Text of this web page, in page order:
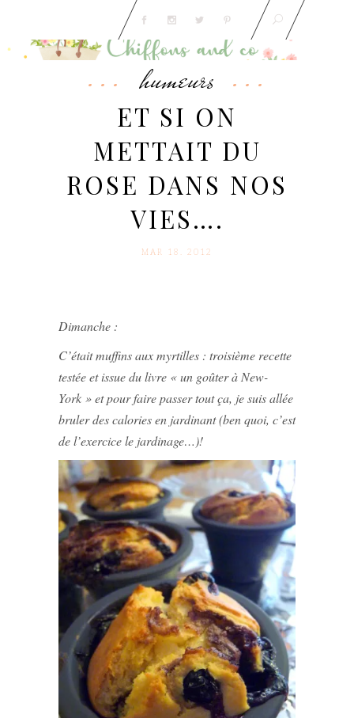
humeurs
ET SI ON
METTAIT DU
ROSE DANS NOS
VIES….
MAR 18. 2012
Dimanche :
C’était muffins aux myrtilles : troisième recette
testée et issue du livre « un goûter à New-
York » et pour faire passer tout ça, je suis allée
bruler des calories en jardinant (ben quoi, c’est
de l’exercice le jardinage…)!